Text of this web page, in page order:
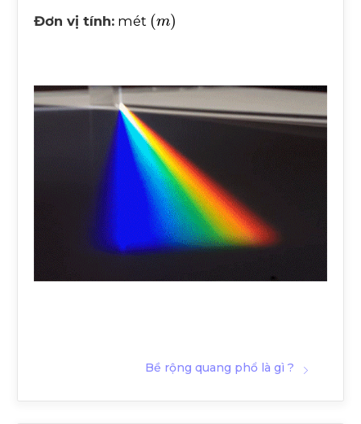
Đơn vị tính: mét m
Bề rộng quang phổ là gì ?